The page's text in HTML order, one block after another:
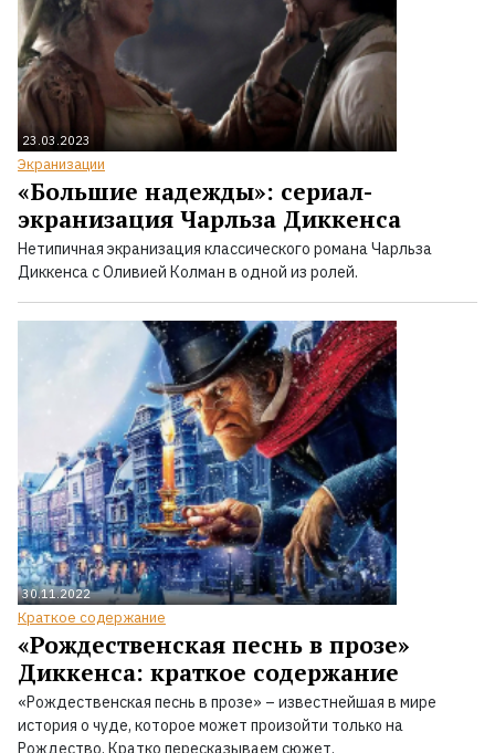
23.03.2023
Экранизации
«Большие надежды»: сериал-
экранизация Чарльза Диккенса
Нетипичная экранизация классического романа Чарльза
Диккенса с Оливией Колман в одной из ролей.
30.11.2022
Краткое содержание
«Рождественская песнь в прозе»
Диккенса: краткое содержание
«Рождественская песнь в прозе» – известнейшая в мире
история о чуде, которое может произойти только на
Рождество. Кратко пересказываем сюжет.